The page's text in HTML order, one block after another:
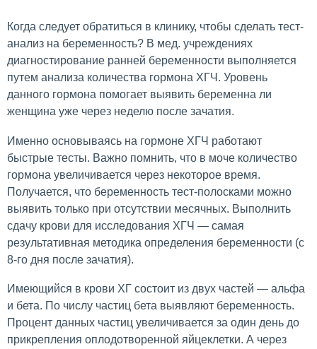
Когда следует обратиться в клинику, чтобы сделать тест-
анализ на беременность? В мед. учреждениях
диагностирование ранней беременности выполняется
путем анализа количества гормона ХГЧ. Уровень
данного гормона помогает выявить беременна ли
женщина уже через неделю после зачатия.
Именно основываясь на гормоне ХГЧ работают
быстрые тесты. Важно помнить, что в моче количество
гормона увеличивается через некоторое время.
Получается, что беременность тест-полосками можно
выявить только при отсутствии месячных. Выполнить
сдачу крови для исследования ХГЧ — самая
результативная методика определения беременности (с
8-го дня после зачатия).
Имеющийся в крови ХГ состоит из двух частей — альфа
и бета. По числу частиц бета выявляют беременность.
Процент данных частиц увеличивается за один день до
прикрепления оплодотворенной яйцеклетки. А через